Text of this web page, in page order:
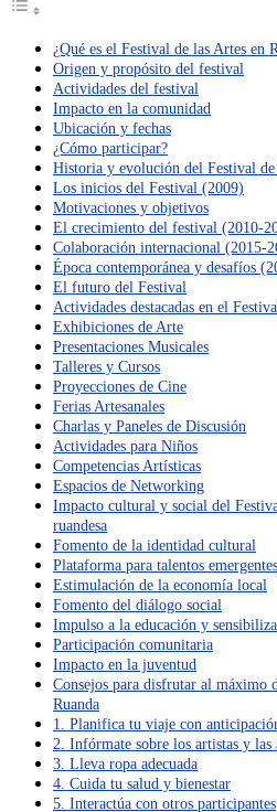
¿Qué es el Festival de las Artes en
Origen y propósito del festival
Actividades del festival
Impacto en la comunidad
Ubicación y fechas
¿Cómo participar?
Historia y evolución del Festival de
Los inicios del Festival (2009)
Motivaciones y objetivos
El crecimiento del festival (2010-
Colaboración internacional (2015-
Época contemporánea y desafíos
El futuro del Festival
Actividades destacadas en el
Exhibiciones de Arte
Presentaciones Musicales
Talleres y Cursos
Proyecciones de Cine
Ferias Artesanales
Charlas y Paneles de Discusión
Actividades para Niños
Competencias Artísticas
Espacios de Networking
Impacto cultural y social del
ruandesa
Fomento de la identidad cultural
Plataforma para talentos emergentes
Estimulación de la economía local
Fomento del diálogo social
Impulso a la educación y
Participación comunitaria
Impacto en la juventud
Consejos para disfrutar al máximo
Ruanda
1. Planifica tu viaje con
2. Infórmate sobre los artistas y las
3. Lleva ropa adecuada
4. Cuida tu salud y bienestar
5. Interactúa con otros participantes